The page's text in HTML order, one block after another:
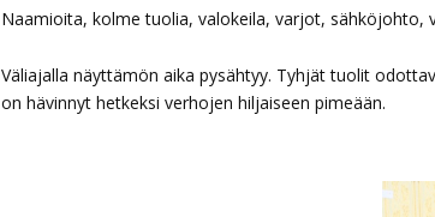
Naamioita, kolme tuolia, valokeila, varjot, sähköjohto,
Väliajalla näyttämön aika pysähtyy. Tyhjät tuolit
on hävinnyt hetkeksi verhojen hiljaiseen pimeään.